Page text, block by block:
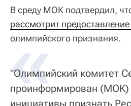
В среду МОК подтвердил,
рассмотрит
олимпийского признания.
"Олимпийский комитет
проинформирован (МОК)
инициативы признать